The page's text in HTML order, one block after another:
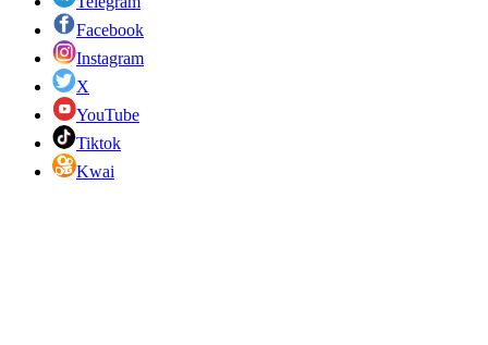
Facebook
Instagram
X
YouTube
Tiktok
Kwai